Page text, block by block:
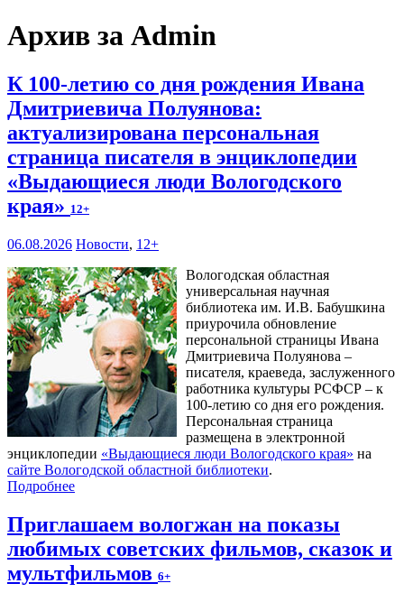
Архив за Admin
К 100-летию со дня рождения Ивана
Дмитриевича Полуянова:
актуализирована персональная
страница писателя в энциклопедии
«Выдающиеся люди Вологодского
края» 12+
06.08.2026 Новости, 12+
Вологодская областная
универсальная научная
библиотека им. И.В. Бабушкина
приурочила обновление
персональной страницы Ивана
Дмитриевича Полуянова –
писателя, краеведа, заслуженного
работника культуры РСФСР – к
100‑летию со дня его рождения.
Персональная страница
размещена в электронной
энциклопедии «Выдающиеся люди Вологодского края» на
сайте Вологодской областной библиотеки.
Подробнее
Приглашаем вологжан на показы
любимых советских фильмов, сказок и
мультфильмов 6+